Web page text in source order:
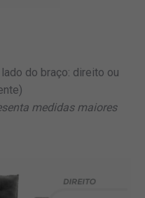
do braço: direito ou
medidas maiores